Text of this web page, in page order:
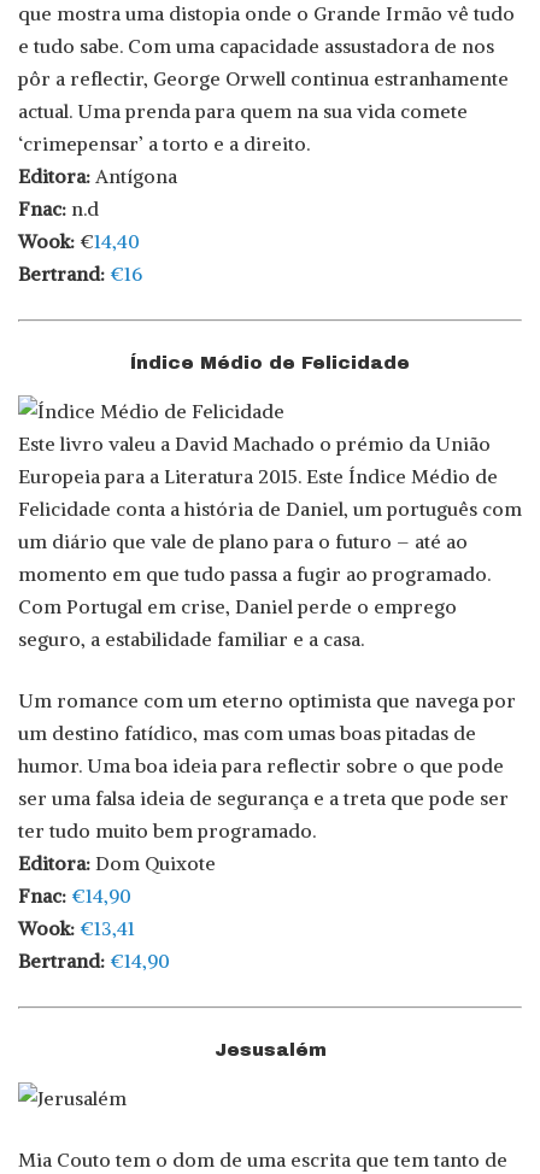
que mostra uma distopia onde o Grande Irmão vê tudo
e tudo sabe. Com uma capacidade assustadora de nos
pôr a reflectir, George Orwell continua estranhamente
actual. Uma prenda para quem na sua vida comete
‘crimepensar’ a torto e a direito.
Editora: Antígona
Fnac: n.d
Wook: €14,40
Bertrand: €16
Índice Médio de Felicidade
Este livro valeu a David Machado o prémio da União
Europeia para a Literatura 2015. Este Índice Médio de
Felicidade conta a história de Daniel, um português com
um diário que vale de plano para o futuro – até ao
momento em que tudo passa a fugir ao programado.
Com Portugal em crise, Daniel perde o emprego
seguro, a estabilidade familiar e a casa.
Um romance com um eterno optimista que navega por
um destino fatídico, mas com umas boas pitadas de
humor. Uma boa ideia para reflectir sobre o que pode
ser uma falsa ideia de segurança e a treta que pode ser
ter tudo muito bem programado.
Editora: Dom Quixote
Fnac: €14,90
Wook: €13,41
Bertrand: €14,90
Jesusalém
Mia Couto tem o dom de uma escrita que tem tanto de